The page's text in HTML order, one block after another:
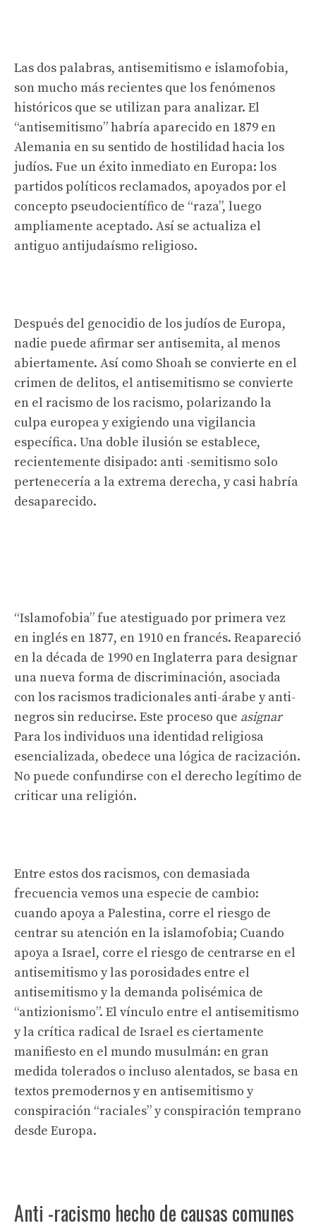
Las dos palabras, antisemitismo e islamofobia,
son mucho más recientes que los fenómenos
históricos que se utilizan para analizar. El
“antisemitismo” habría aparecido en 1879 en
Alemania en su sentido de hostilidad hacia los
judíos. Fue un éxito inmediato en Europa: los
partidos políticos reclamados, apoyados por el
concepto pseudocientífico de “raza”, luego
ampliamente aceptado. Así se actualiza el
antiguo antijudaísmo religioso.
Después del genocidio de los judíos de Europa,
nadie puede afirmar ser antisemita, al menos
abiertamente. Así como Shoah se convierte en el
crimen de delitos, el antisemitismo se convierte
en el racismo de los racismo, polarizando la
culpa europea y exigiendo una vigilancia
específica. Una doble ilusión se establece,
recientemente disipado: anti -semitismo solo
pertenecería a la extrema derecha, y casi habría
desaparecido.
“Islamofobia” fue atestiguado por primera vez
en inglés en 1877, en 1910 en francés. Reapareció
en la década de 1990 en Inglaterra para designar
una nueva forma de discriminación, asociada
con los racismos tradicionales anti-árabe y anti-
negros sin reducirse. Este proceso que asignar
Para los individuos una identidad religiosa
esencializada, obedece una lógica de racización.
No puede confundirse con el derecho legítimo de
criticar una religión.
Entre estos dos racismos, con demasiada
frecuencia vemos una especie de cambio:
cuando apoya a Palestina, corre el riesgo de
centrar su atención en la islamofobia; Cuando
apoya a Israel, corre el riesgo de centrarse en el
antisemitismo y las porosidades entre el
antisemitismo y la demanda polisémica de
“antizionismo”. El vínculo entre el antisemitismo
y la crítica radical de Israel es ciertamente
manifiesto en el mundo musulmán: en gran
medida tolerados o incluso alentados, se basa en
textos premodernos y en antisemitismo y
conspiración “raciales” y conspiración temprano
desde Europa.
Anti -racismo hecho de causas comunes